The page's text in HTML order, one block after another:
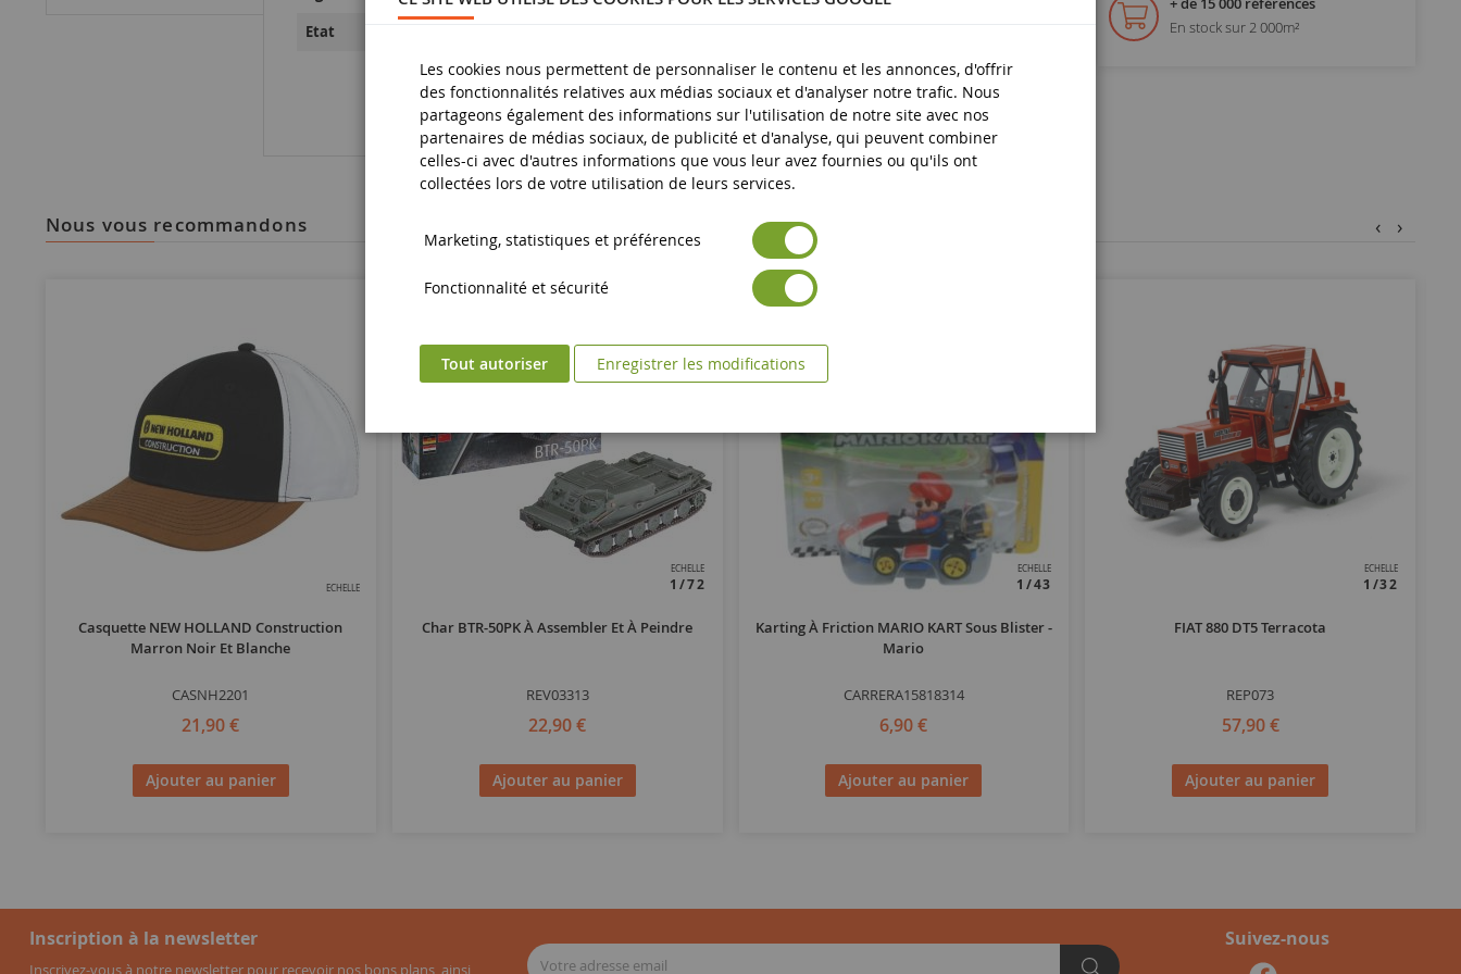
Etat
En stock sur 2 000m²
nous vous recommandons
ECHELLE
Casquette NEW HOLLAND Construction
Marron Noir Et Blanche
CASNH2201
21,90 €
Ajouter au panier
ECHELLE
1/72
Char BTR-50PK À Assembler Et À Peindre
REV03313
22,90 €
Ajouter au panier
ECHELLE
1/43
Karting À Friction MARIO KART Sous Blister -
Mario
CARRERA15818314
6,90 €
Ajouter au panier
ECHELLE
1/32
FIAT 880 DT5 Terracota
REP073
57,90 €
Ajouter au panier
‹ ›
Inscription à la newsletter
Inscrivez-vous à notre newsletter pour recevoir nos bons plans, ainsi
Suivez-nous
Les cookies nous permettent de personnaliser le contenu et les annonces, d'offrir
des fonctionnalités relatives aux médias sociaux et d'analyser notre trafic. Nous
partageons également des informations sur l'utilisation de notre site avec nos
partenaires de médias sociaux, de publicité et d'analyse, qui peuvent combiner
celles-ci avec d'autres informations que vous leur avez fournies ou qu'ils ont
collectées lors de votre utilisation de leurs services.
Marketing, statistiques et préférences
Fonctionnalité et sécurité
Tout autoriser Enregistrer les modifications